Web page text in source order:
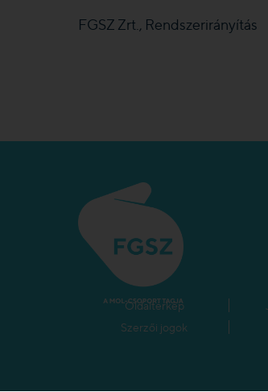
FGSZ Zrt., Rendszerirányítás
Oldaltérkép
Szerzői jogok